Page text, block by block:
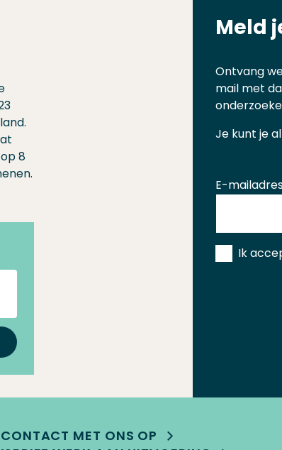
8
Meld
Ontvang
mail met
Je kunt je
E-
Instemming
Ik
MET ONS OP